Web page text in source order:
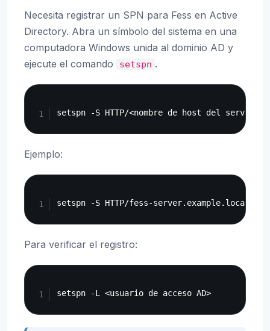
Necesita registrar un SPN para Fess en Active
Directory. Abra un símbolo del sistema en una
computadora Windows unida al dominio AD y
ejecute el comando
setspn .
Ejemplo:
Para verificar el registro: